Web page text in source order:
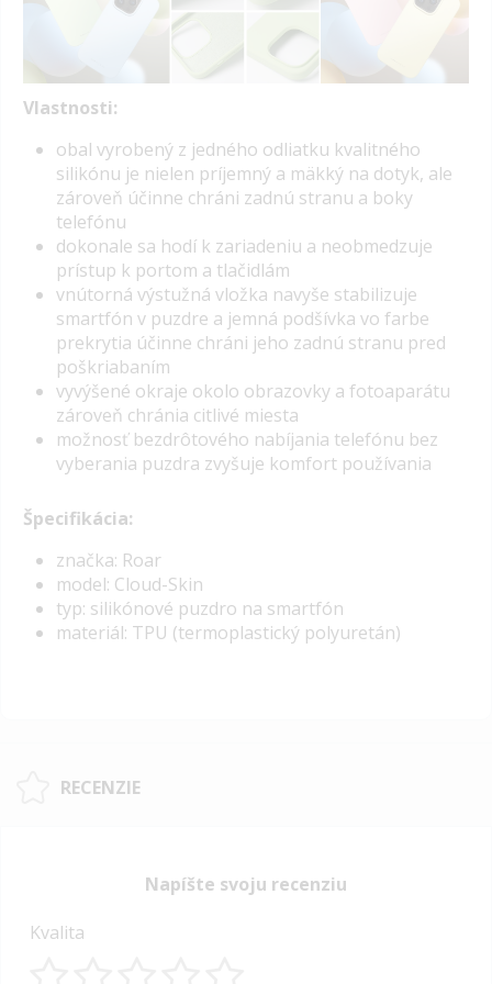
Vlastnosti:
obal vyrobený z jedného odliatku kvalitného
silikónu je nielen príjemný a mäkký na dotyk, ale
zároveň účinne chráni zadnú stranu a boky
telefónu
dokonale sa hodí k zariadeniu a neobmedzuje
prístup k portom a tlačidlám
vnútorná výstužná vložka navyše stabilizuje
smartfón v puzdre a jemná podšívka vo farbe
prekrytia účinne chráni jeho zadnú stranu pred
poškriabaním
vyvýšené okraje okolo obrazovky a fotoaparátu
zároveň chránia citlivé miesta
možnosť bezdrôtového nabíjania telefónu bez
vyberania puzdra zvyšuje komfort používania
Špecifikácia:
značka: Roar
model: Cloud-Skin
typ: silikónové puzdro na smartfón
materiál: TPU (termoplastický polyuretán)
RECENZIE
Napíšte svoju recenziu
Kvalita